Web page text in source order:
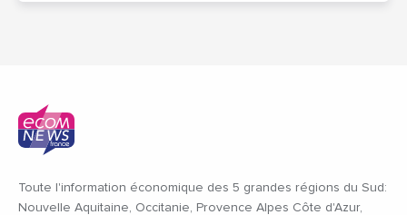
Toute l'information économique des 5 grandes régions du Sud:
Nouvelle Aquitaine, Occitanie, Provence Alpes Côte d'Azur,